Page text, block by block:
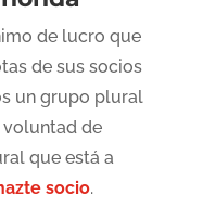
de lucro que
de sus socios
un grupo plural
voluntad de
que está a
socio.